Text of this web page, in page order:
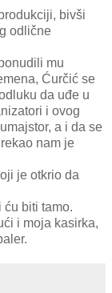
bivši
odlične
mu
Ćurčić se
da uđe u
i ovog
a i da se
nam je
je otkrio da
ću biti tamo.
i moja kasirka,